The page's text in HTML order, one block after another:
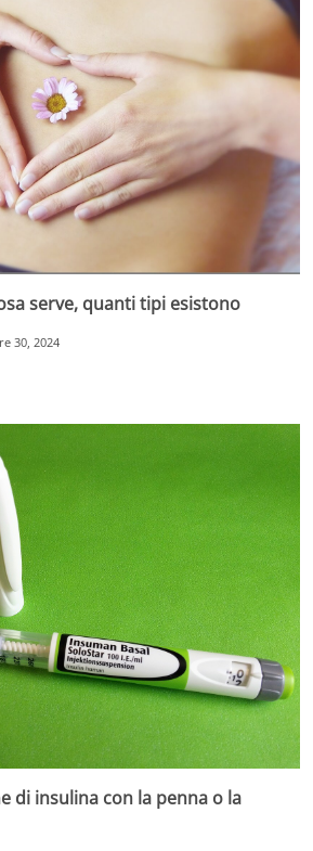
serve, quanti tipi esistono
30, 2024
di insulina con la penna o la